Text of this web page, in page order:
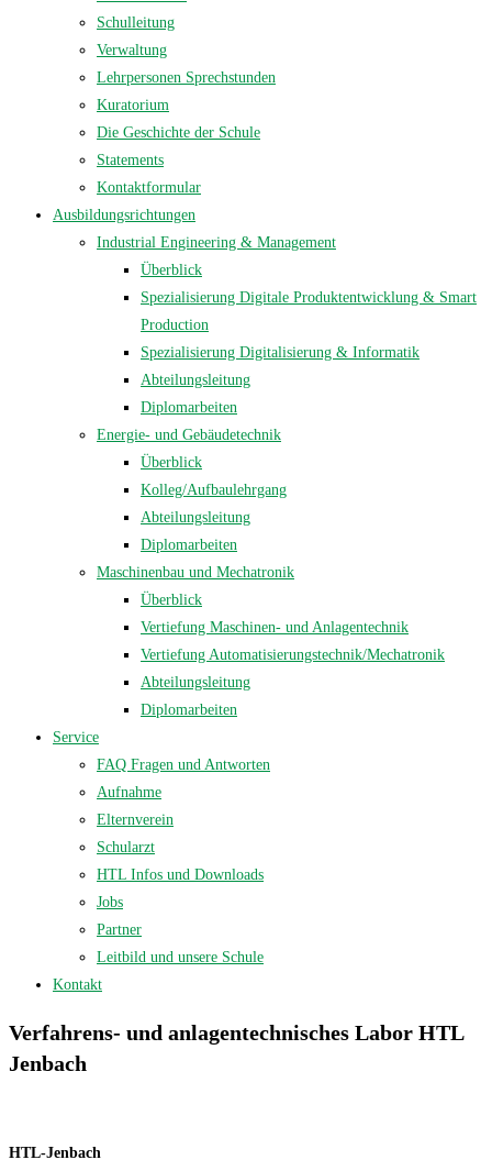
Schulleitung
Verwaltung
Lehrpersonen Sprechstunden
Kuratorium
Die Geschichte der Schule
Statements
Kontaktformular
Ausbildungsrichtungen
Industrial Engineering & Management
Überblick
Spezialisierung Digitale Produktentwicklung & Smart
Production
Spezialisierung Digitalisierung & Informatik
Abteilungsleitung
Diplomarbeiten
Energie- und Gebäudetechnik
Überblick
Kolleg/Aufbaulehrgang
Abteilungsleitung
Diplomarbeiten
Maschinenbau und Mechatronik
Überblick
Vertiefung Maschinen- und Anlagentechnik
Vertiefung Automatisierungstechnik/Mechatronik
Abteilungsleitung
Diplomarbeiten
Service
FAQ Fragen und Antworten
Aufnahme
Elternverein
Schularzt
HTL Infos und Downloads
Jobs
Partner
Leitbild und unsere Schule
Kontakt
Verfahrens- und anlagentechnisches Labor HTL
Jenbach
HTL-Jenbach